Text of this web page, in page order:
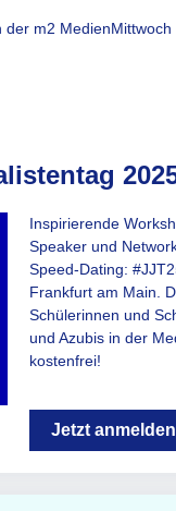
m2
Inspirierende
Speaker und
Speed-Dating:
Frankfurt am Main.
Schülerinnen und
und Azubis in der
kostenfrei!
Jetzt